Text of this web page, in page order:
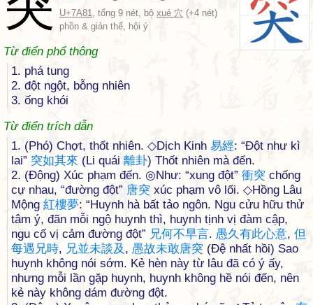
U+7A81, tổng 9 nét, bộ xué 穴 (+4 nét)
phồn & giản thể, hội ý
Từ điển phổ thông
1. phá tung
2. đột ngột, bỗng nhiên
3. ống khói
Từ điển trích dẫn
1. (Phó) Chợt, thốt nhiên. ◇Dịch Kinh 易經: “Đột như kì
lai” 突如其來 (Li quái 離卦) Thốt nhiên mà đến.
2. (Động) Xúc phạm đến. ◎Như: “xung đột” 衝突 chống
cự nhau, “đường đột” 唐突 xúc phạm vô lối. ◇Hồng Lâu
Mộng 紅樓夢: “Huynh hà bất tảo ngôn. Ngu cửu hữu thử
tâm ý, đãn mỗi ngộ huynh thì, huynh tịnh vị đàm cập,
ngu cố vị cảm đường đột” 兄何不早言. 愚久有此心意, 但
每遇 兄時, 兄並未談及 , 愚故未敢唐突 (Đệ nhất hồi) Sao
huynh không nói sớm. Kẻ hèn này từ lâu đã có ý ấy,
nhưng mỗi lần gặp huynh, huynh không hề nói đến, nên
kẻ này không dám đường đột.